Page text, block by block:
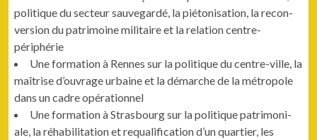
poli­tique du secteur sauve­g­ardé, la pié­ton­i­sa­tion, la recon­
ver­sion du pat­ri­moine mil­i­taire et la rela­tion centre-
périphérie
Une for­ma­tion à Rennes sur la poli­tique du cen­tre-ville, la
maîtrise d’ou­vrage urbaine et la démarche de la métro­pole
dans un cadre opérationnel
Une for­ma­tion à Stras­bourg sur la poli­tique pat­ri­mo­ni­
ale, la réha­bil­i­ta­tion et requal­i­fi­ca­tion d’un quarti­er, les